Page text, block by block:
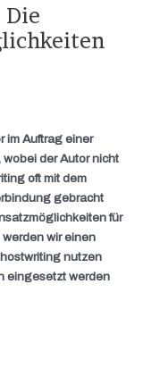
Die
im Auftrag einer
der Autor nicht
oft mit dem
gebracht
für
wir einen
nutzen
eingesetzt werden